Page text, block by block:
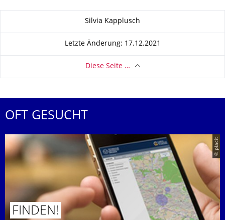
Silvia Kapplusch
Letzte Änderung: 17.12.2021
Diese Seite …
OFT GESUCHT
© placit
FINDEN!